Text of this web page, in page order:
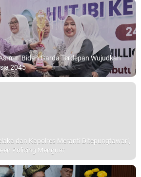
Bidan Garda Terdepan Wujudkan
2045
dan Kapolres Meranti Ditepungtawari,
Policing Menguat